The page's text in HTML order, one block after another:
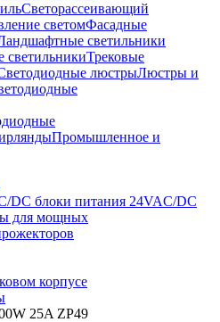
Светорассеивающий
светомФасадные
светильники
светильникиТрековые
люстрыЛюстры и
Промышленное и
DC блоки питания 24VAC/DC
для мощных
корпусе
25A ZP49